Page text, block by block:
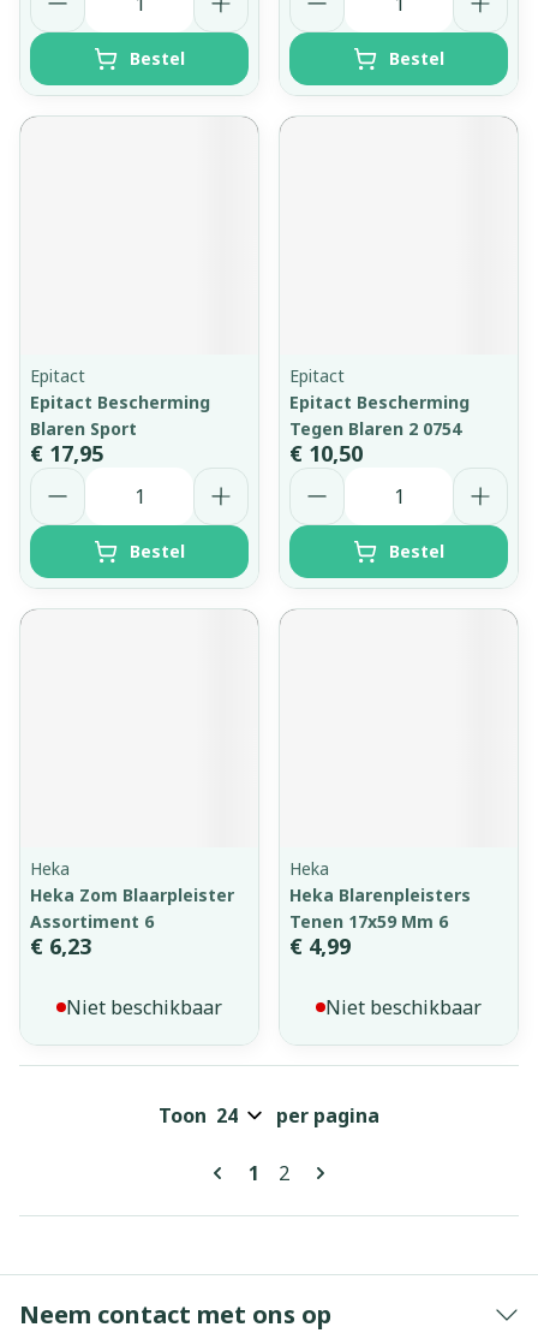
Bestel Bestel
Epitact
Epitact Bescherming
Blaren Sport
€ 17,95
Aantal
Bestel
Epitact
Epitact Bescherming
Tegen Blaren 2 0754
€ 10,50
Aantal
Bestel
Heka
Heka Zom Blaarpleister
Assortiment 6
€ 6,23
Niet beschikbaar
Heka
Heka Blarenpleisters
Tenen 17x59 Mm 6
€ 4,99
Niet beschikbaar
Pagina's
U lees momenteel pagina
1 Pagina
2
Toon per pagina
Neem contact met ons op